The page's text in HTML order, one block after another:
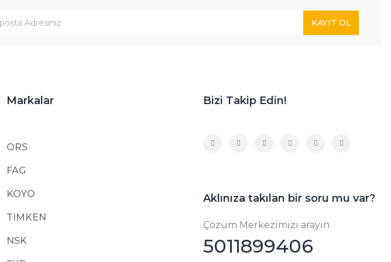
KAYIT OL
Markalar
ORS
FAG
KOYO
TIMKEN
NSK
Bizi Takip Edin!
Aklınıza takılan bir soru mu var?
Çözüm Merkezimizi arayın
5011899406